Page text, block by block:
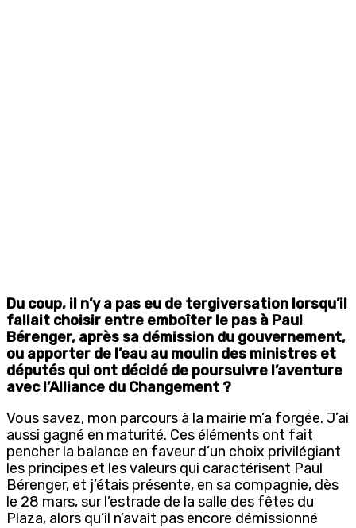
Du coup, il n’y a pas eu de tergiversation lorsqu’il
fallait choisir entre emboîter le pas à Paul
Bérenger, après sa démission du gouvernement,
ou apporter de l’eau au moulin des ministres et
députés qui ont décidé de poursuivre l’aventure
avec l’Alliance du Changement ?
Vous savez, mon parcours à la mairie m’a forgée. J’ai
aussi gagné en maturité. Ces éléments ont fait
pencher la balance en faveur d’un choix privilégiant
les principes et les valeurs qui caractérisent Paul
Bérenger, et j’étais présente, en sa compagnie, dès
le 28 mars, sur l’estrade de la salle des fêtes du
Plaza, alors qu’il n’avait pas encore démissionné